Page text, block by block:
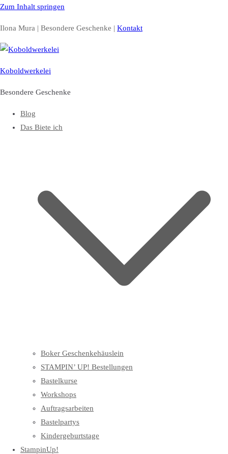
Zum Inhalt springen
Ilona Mura | Besondere Geschenke | Kontakt
Koboldwerkelei
Besondere Geschenke
Blog
Das Biete ich
Boker Geschenkehäuslein
STAMPIN’ UP! Bestellungen
Bastelkurse
Workshops
Auftragsarbeiten
Bastelpartys
Kindergeburtstage
StampinUp!